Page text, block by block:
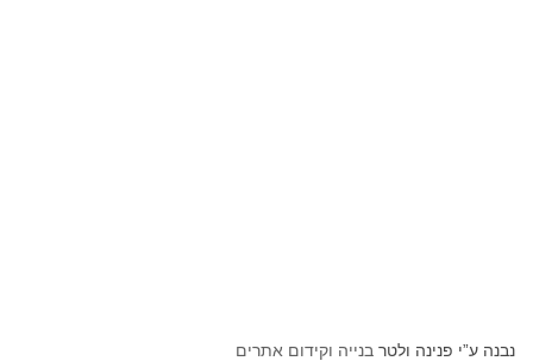
נבנה ע”י פנינה ולטר בנייה וקידום אתרים